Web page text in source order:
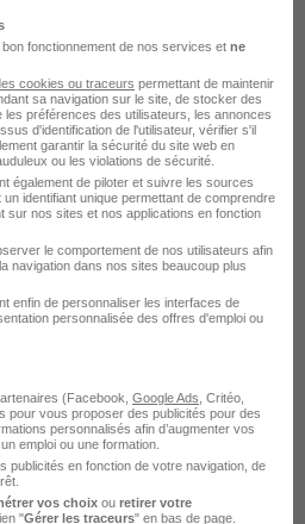
il y a 22 heures
de Support Client
fonctionnement de nos services et ne
cookies ou traceurs permettant de maintenir
sa navigation sur le site, de stocker des
les préférences des utilisateurs, les annonces
d'identification de l'utilisateur, vérifier s'il
garantir la sécurité du site web en
ou les violations de sécurité.
également de piloter et suivre les sources
identifiant unique permettant de comprendre
sur nos sites et nos applications en fonction
le comportement de nos utilisateurs afin
navigation dans nos sites beaucoup plus
enfin de personnaliser les interfaces de
personnalisée des offres d'emploi ou
(Facebook, Google Ads , Critéo,
pour vous proposer des publicités pour des
personnalisés afin d’augmenter vos
emploi ou une formation.
publicités en fonction de votre navigation, de
vos choix ou retirer votre
"Gérer les traceurs" en bas de page.